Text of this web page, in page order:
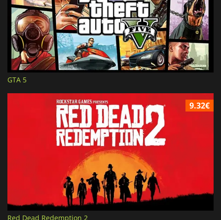
GTA 5
9.32€
Red Dead Redemption 2